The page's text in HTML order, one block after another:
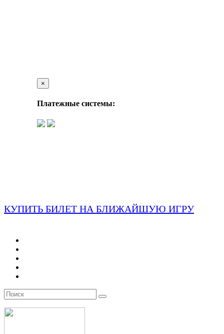
×
Платежные системы:
КУПИТЬ БИЛЕТ НА БЛИЖАЙШУЮ ИГРУ